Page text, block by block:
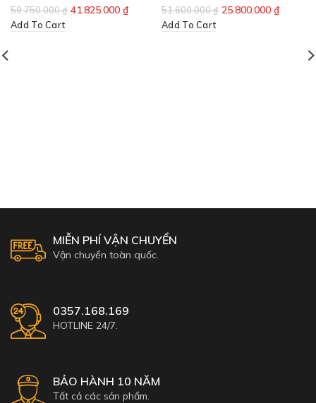
59.750.000₫ 41.825.000 ₫
Add To Cart
51.600.000₫ 25.800.000 ₫
Add To Cart
MIỄN PHÍ VẬN CHUYỂN
Vận chuyển toàn quốc.
0357.168.169
HOTLINE 24/7.
BẢO HÀNH 10 NĂM
Tất cả các sản phẩm.